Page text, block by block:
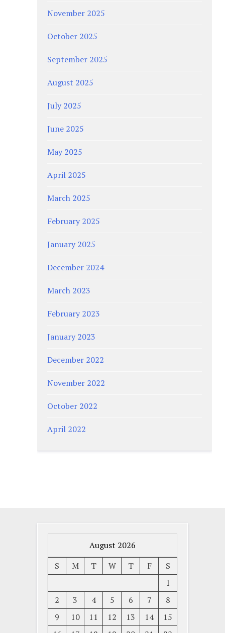
November 2025
October 2025
September 2025
August 2025
July 2025
June 2025
May 2025
April 2025
March 2025
February 2025
January 2025
December 2024
March 2023
February 2023
January 2023
December 2022
November 2022
October 2022
April 2022
August 2026
S
M T W T F
S
1
2
3 4 5 6 7
8
9
10 11 12 13 14
15